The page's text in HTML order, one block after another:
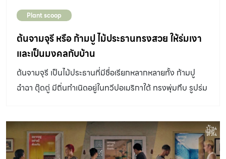
นักรวมถึงคอนโดมิเนียม เพราะจะได้ใช้พื้นที่ได้เต็มที่มากที่สุด
การออกแบบพื้นที่แบบ Multi-Function Space มีหลายรูป
แบบ จะขอแนะนำไอเดียเป็นตัวอย่าง 5 แบบ ที่น่าสนใจดังนี้ ใช้
ม่านแบ่งพื้นที่ การใช้ม่านแบ่งพื้นที่เป็นวิธีหนึ่งในการใช้งาน
ห้องโดยแบ่งเป็นส่วนย่อยๆ โดยไม่ต้องสร้างผนังแบบทึบ หรือ
ใช้สร้างความเป็นส่วนตัวให้พื้นที่ต่างๆ ภายในบ้าน สามารถ
ให้ออกไปยังอีกส่วนได้ แต่ไม่กันเรื่องเสียงทะลุผ่านห้อง
นอกจากนี้ผ้าม่านยังใช้เป็นส่วนตกแต่งห้องได้ เลือกสี เนื้อผ้า
[…]
Plant scoop
ต้นจามจุรี หรือ ก้ามปู ไม้ประธานทรงสวย ให้ร่มเงา
และเป็นมงคลกับบ้าน
ต้นจามจุรี เป็นไม้ประธานที่มีชื่อเรียกหลากหลายทั้ง ก้ามปู
ฉำฉา ตุ๊ดตู่ มีถิ่นกำเนิดอยู่ในทวีปอเมริกาใต้ ทรงพุ่มทึบ รูปร่ม